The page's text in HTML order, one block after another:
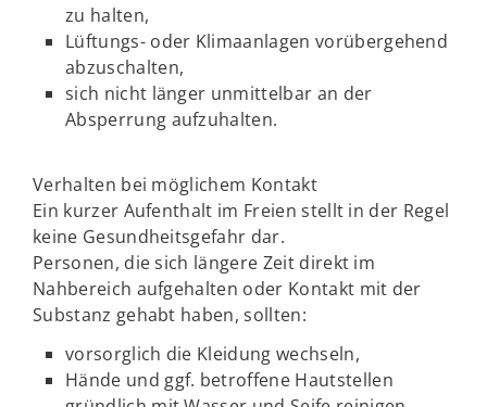
zu halten,
Lüftungs- oder Klimaanlagen vorübergehend
abzuschalten,
sich nicht länger unmittelbar an der
Absperrung aufzuhalten.
Verhalten bei möglichem Kontakt
Ein kurzer Aufenthalt im Freien stellt in der Regel
keine Gesundheitsgefahr dar.
Personen, die sich längere Zeit direkt im
Nahbereich aufgehalten oder Kontakt mit der
Substanz gehabt haben, sollten:
vorsorglich die Kleidung wechseln,
Hände und ggf. betroffene Hautstellen